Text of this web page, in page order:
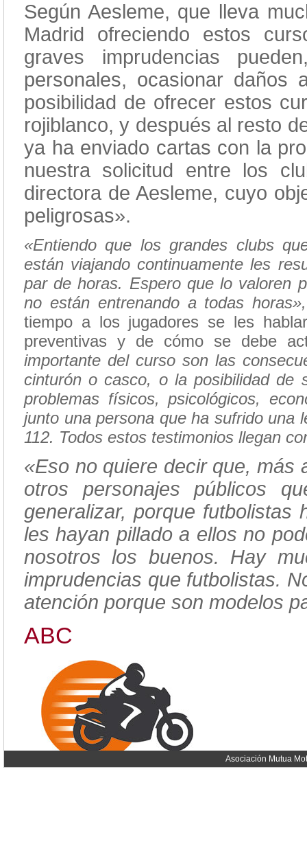
Según Aesleme, que lleva
Madrid ofreciendo estos
graves imprudencias
personales, ocasionar
posibilidad de ofrecer estos
rojiblanco, y después al resto
ya ha enviado cartas con la
nuestra solicitud entre los
directora de Aesleme, cuyo
peligrosas».
«Entiendo que los grandes clubs
están viajando continuamente les
par de horas. Espero que lo valoren
no están entrenando a todas
tiempo a los jugadores se les
preventivas y de cómo se debe
importante del curso son las
cinturón o casco, o la posibilidad de
problemas físicos, psicológicos,
junto una persona que ha sufrido una
112. Todos estos testimonios llegan
«Eso no quiere decir que, más
otros personajes públicos
generalizar, porque
les hayan pillado a ellos no
nosotros los buenos. Hay
imprudencias que futbolistas.
atención porque son modelos
ABC
Asociación Mutua